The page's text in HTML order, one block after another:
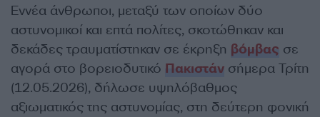
Εννέα άνθρωποι, μεταξύ των οποίων δύο
αστυνομικοί και επτά πολίτες, σκοτώθηκαν και
δεκάδες τραυματίστηκαν σε έκρηξη βόμβας σε
αγορά στο βορειοδυτικό Πακιστάν σήμερα Τρίτη
(12.05.2026), δήλωσε υψηλόβαθμος
αξιωματικός της αστυνομίας, στη δεύτερη φονική